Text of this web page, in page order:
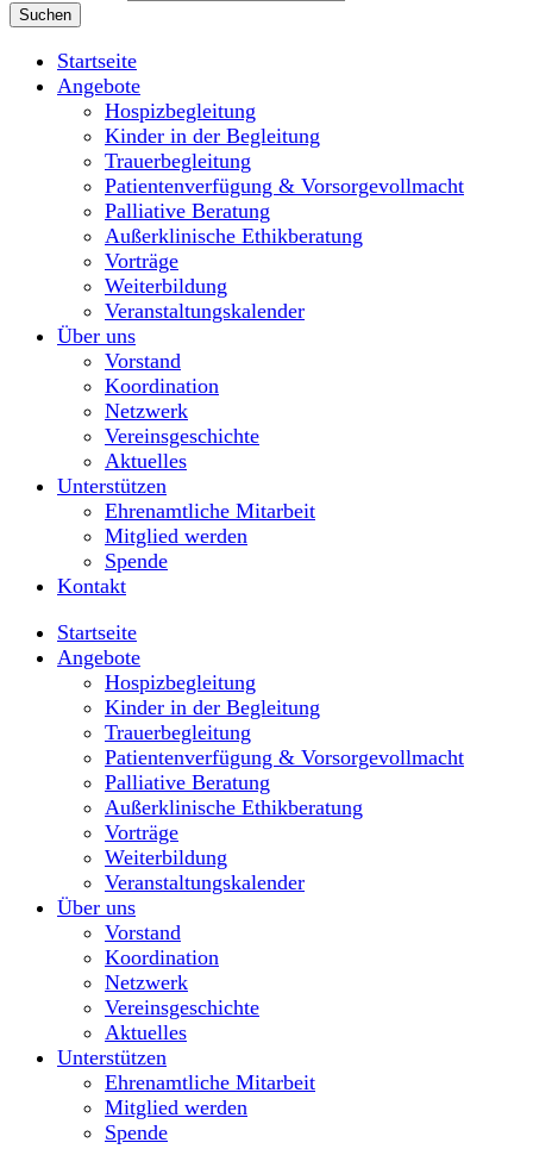
Suchen
Startseite
Angebote
Hospizbegleitung
Kinder in der Begleitung
Trauerbegleitung
Patientenverfügung & Vorsorgevollmacht
Palliative Beratung
Außerklinische Ethikberatung
Vorträge
Weiterbildung
Veranstaltungskalender
Über uns
Vorstand
Koordination
Netzwerk
Vereinsgeschichte
Aktuelles
Unterstützen
Ehrenamtliche Mitarbeit
Mitglied werden
Spende
Kontakt
Startseite
Angebote
Hospizbegleitung
Kinder in der Begleitung
Trauerbegleitung
Patientenverfügung & Vorsorgevollmacht
Palliative Beratung
Außerklinische Ethikberatung
Vorträge
Weiterbildung
Veranstaltungskalender
Über uns
Vorstand
Koordination
Netzwerk
Vereinsgeschichte
Aktuelles
Unterstützen
Ehrenamtliche Mitarbeit
Mitglied werden
Spende